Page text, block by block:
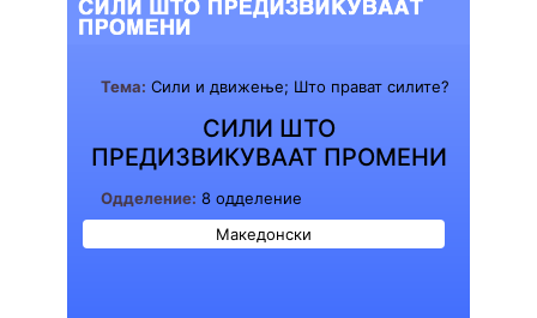
Тема: Сили и движење; Што прават силите?
СИЛИ ШТО
ПРЕДИЗВИКУВААТ ПРОМЕНИ
Одделение: 8 одделение
Македонски